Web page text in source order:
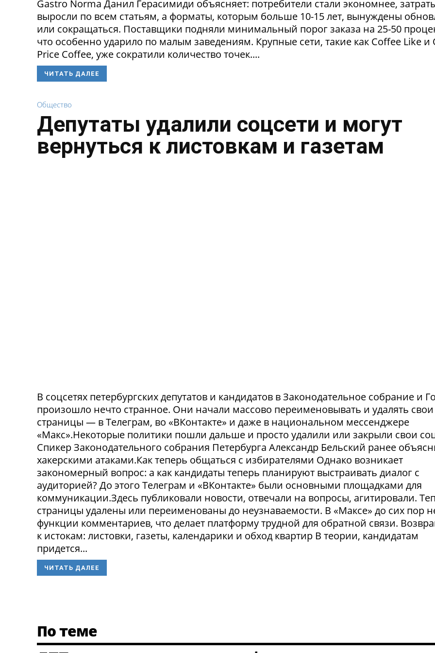
Gastro Norma Данил Герасимиди объясняет: потребители стали экономнее,
выросли по всем статьям, а форматы, которым больше 10-15 лет, вынуждены
или сокращаться. Поставщики подняли минимальный порог заказа на 25-50
что особенно ударило по малым заведениям. Крупные сети, такие как Coffee Like и
Price Coffee, уже сократили количество точек....
ЧИТАТЬ ДАЛЕЕ
Общество
Депутаты удалили соцсети и могут
вернуться к листовкам и газетам
В соцсетях петербургских депутатов и кандидатов в Законодательное собрание и
произошло нечто странное. Они начали массово переименовывать и удалять свои
страницы — в Телеграм, во «ВКонтакте» и даже в национальном мессенджере
«Макс».Некоторые политики пошли дальше и просто удалили или закрыли свои
Спикер Законодательного собрания Петербурга Александр Бельский ранее
хакерскими атаками.Как теперь общаться с избирателями Однако возникает
закономерный вопрос: а как кандидаты теперь планируют выстраивать диалог с
аудиторией? До этого Телеграм и «ВКонтакте» были основными площадками для
коммуникации.Здесь публиковали новости, отвечали на вопросы, агитировали.
страницы удалены или переименованы до неузнаваемости. В «Максе» до сих пор
функции комментариев, что делает платформу трудной для обратной связи.
к истокам: листовки, газеты, календарики и обход квартир В теории, кандидатам
придется...
ЧИТАТЬ ДАЛЕЕ
По теме